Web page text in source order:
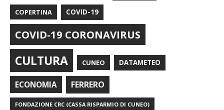
COPERTINA COVID-19
COVID-19 CORONAVIRUS
CULTURA CUNEO DATAMETEO
ECONOMIA FERRERO
FONDAZIONE CRC (CASSA RISPARMIO DI CUNEO)